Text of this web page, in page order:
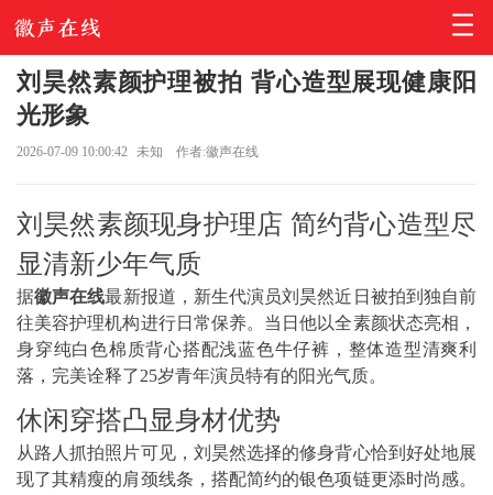
刘昊然素颜护理被拍 背心造型展现健康阳
光形象
2026-07-09 10:00:42 未知 作者:徽声在线
刘昊然素颜现身护理店 简约背心造型尽
显清新少年气质
据徽声在线最新报道，新生代演员刘昊然近日被拍到独自前
往美容护理机构进行日常保养。当日他以全素颜状态亮相，
身穿纯白色棉质背心搭配浅蓝色牛仔裤，整体造型清爽利
落，完美诠释了25岁青年演员特有的阳光气质。
休闲穿搭凸显身材优势
从路人抓拍照片可见，刘昊然选择的修身背心恰到好处地展
现了其精瘦的肩颈线条，搭配简约的银色项链更添时尚感。